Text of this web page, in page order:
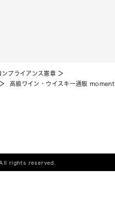
ンプライアンス憲章
高級ワイン・ウイスキー通販 moment
rights reserved.